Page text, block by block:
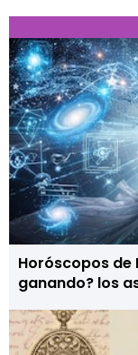
Horóscopos de
ganando? los